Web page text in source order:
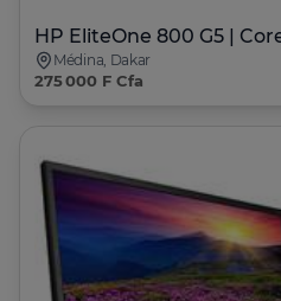
Médina, Dakar
275 000 F Cfa